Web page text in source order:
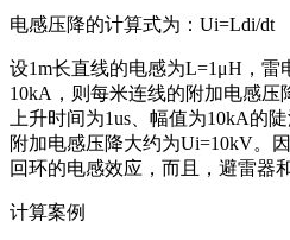
电感压降的计算式为：Ui=Ldi/dt
设1m长直线的电感为L=1μH，雷
10kA，则每米连线的附加电感压
上升时间为1us、幅值为10kA的
附加电感压降大约为Ui=10kV。
回环的电感效应，而且，避雷器
计算案例